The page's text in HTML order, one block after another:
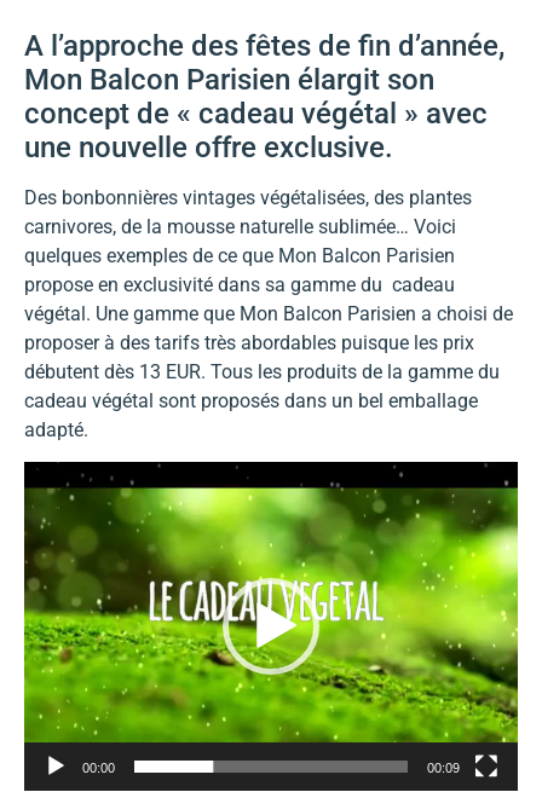
A l’approche des fêtes de fin d’année,
Mon Balcon Parisien élargit son
concept de « cadeau végétal » avec
une nouvelle offre exclusive.
Des bonbonnières vintages végétalisées, des plantes
carnivores, de la mousse naturelle sublimée… Voici
quelques exemples de ce que Mon Balcon Parisien
propose en exclusivité dans sa gamme du cadeau
végétal. Une gamme que Mon Balcon Parisien a choisi de
proposer à des tarifs très abordables puisque les prix
débutent dès 13 EUR. Tous les produits de la gamme du
cadeau végétal sont proposés dans un bel emballage
adapté.
Lecteur
vidéo
00:00 00:09